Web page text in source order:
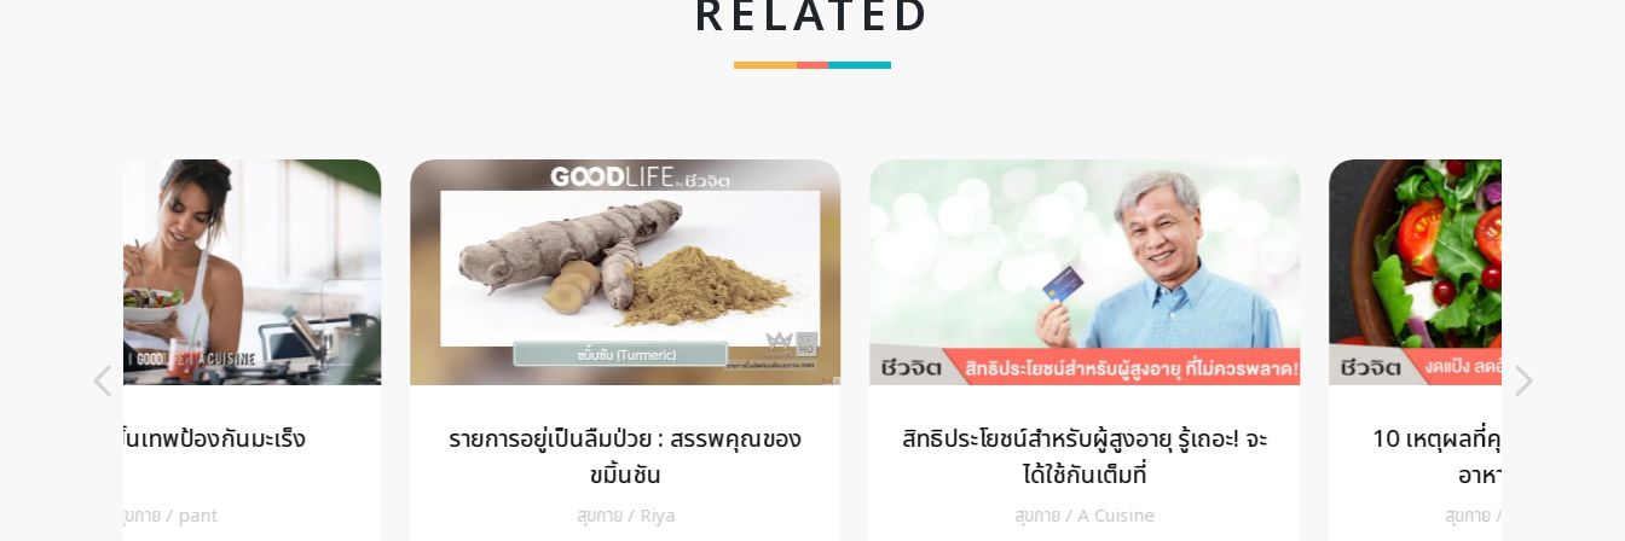
RELATED
รายการอยู่เป็นลืมป่วย : สรรพคุณของ
สิทธิประโยชน์สำหรับผู้สูงอายุ รู้เถอะ! จะ
10 เหตุผลที่คุณไม่ควร งดแป้ง ในมื้อ